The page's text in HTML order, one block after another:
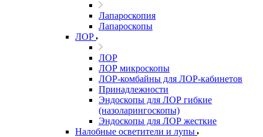
Лапароскопия
Лапароскопы
ЛОР
ЛОР
ЛОР микроскопы
ЛОР-комбайны для ЛОР-кабинетов
Принадлежности
Эндоскопы для ЛОР гибкие
(назоларингоскопы)
Эндоскопы для ЛОР жесткие
Налобные осветители и лупы